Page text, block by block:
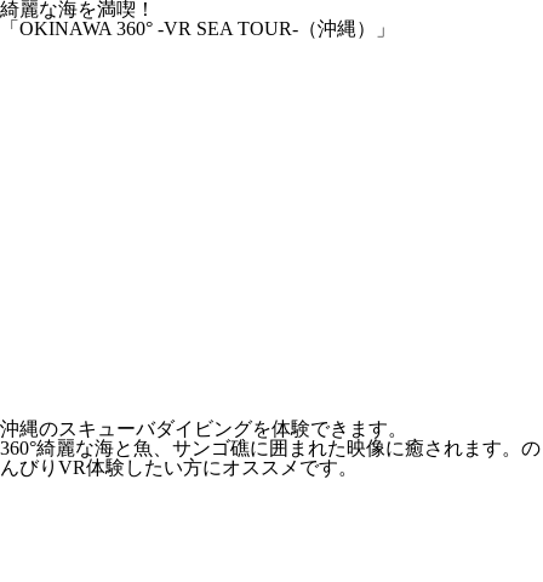
綺麗な海を満喫！
「OKINAWA 360° -VR SEA TOUR-（沖縄）」
沖縄のスキューバダイビングを体験できます。
360°綺麗な海と魚、サンゴ礁に囲まれた映像に癒されます。の
んびりVR体験したい方にオススメです。